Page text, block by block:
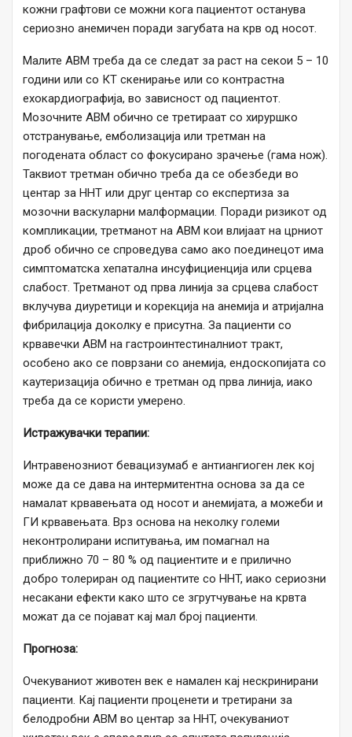
кожни графтови се можни кога пациентот останува
сериозно анемичен поради загубата на крв од носот.
Малите AВM треба да се следат за раст на секои 5 – 10
години или со КТ скенирање или со контрастна
ехокардиографија, во зависност од пациентот.
Мозочните AВM обично се третираат со хируршко
отстранување, емболизација или третман на
погодената област со фокусирано зрачење (гама нож).
Таквиот третман обично треба да се обезбеди во
центар за HHT или друг центар со експертиза за
мозочни васкуларни малформации. Поради ризикот од
компликации, третманот на AВM кои влијаат на црниот
дроб обично се спроведува само ако поединецот има
симптоматска хепатална инсуфициенција или срцева
слабост. Третманот од прва линија за срцева слабост
вклучува диуретици и корекција на анемија и атријална
фибрилација доколку е присутна. За пациенти со
крвавечки AВM на гастроинтестиналниот тракт,
особено ако се поврзани со анемија, ендоскопијата со
каутеризација обично е третман од прва линија, иако
треба да се користи умерено.
Истражувачки терапии:
Интравенозниот бевацизумаб е антиангиоген лек кој
може да се дава на интермитентна основа за да се
намалат крвавењата од носот и анемијата, а можеби и
ГИ крвавењата. Врз основа на неколку големи
неконтролирани испитувања, им помагнал на
приближно 70 – 80 % од пациентите и е прилично
добро толериран од пациентите со HHT, иако сериозни
несакани ефекти како што се згрутчување на крвта
можат да се појават кај мал број пациенти.
Прогноза:
Очекуваниот животен век е намален кај нескринирани
пациенти. Кај пациенти проценети и третирани за
белодробни AВM во центар за HHT, очекуваниот